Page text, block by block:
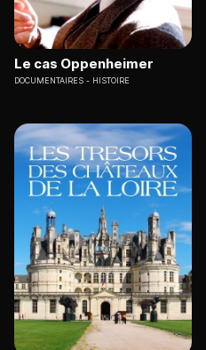
Le cas Oppenheimer
DOCUMENTAIRES HISTOIRE